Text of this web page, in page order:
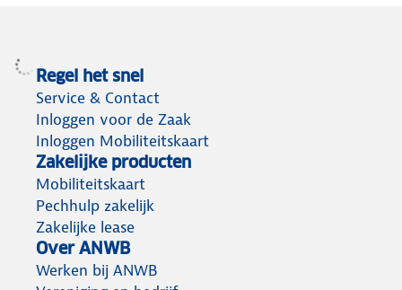
Regel het snel
Service & Contact
Inloggen voor de Zaak
Inloggen Mobiliteitskaart
Zakelijke producten
Mobiliteitskaart
Pechhulp zakelijk
Zakelijke lease
Over ANWB
Werken bij ANWB